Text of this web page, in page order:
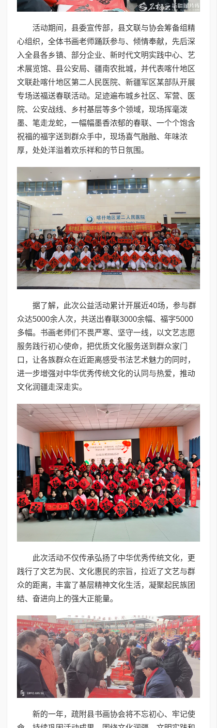
活动期间，县委宣传部，县文联与协会筹备组精
心组织，全体书画老师踊跃参与、倾情奉献，先后深
入全县各乡镇、部分企业、新时代文明实践中心、艺
术展览馆、县公安局、疆南农批城，并代表喀什地区
文联赴喀什地区第二人民医院、新疆军区某部队开展
专场送福送春联活动。足迹遍布城乡社区、军营、医
院、公安战线、乡村基层等多个领域，现场挥毫泼
墨、笔走龙蛇，一幅幅墨香浓郁的春联、一个个饱含
祝福的福字送到群众手中，现场喜气融融、年味浓
厚，处处洋溢着欢乐祥和的节日氛围。
据了解，此次公益活动累计开展近40场，参与群
众达5000余人次，共送出春联3000余幅、福字5000
多幅。书画老师们不畏严寒、坚守一线，以文艺志愿
服务践行初心使命，把优质文化服务送到群众家门
口，让各族群众在近距离感受书法艺术魅力的同时，
进一步增强对中华优秀传统文化的认同与热爱，推动
文化润疆走深走实。
此次活动不仅传承弘扬了中华优秀传统文化，更
践行了文艺为民、文化惠民的宗旨，拉近了文艺与群
众的距离，丰富了基层精神文化生活，凝聚起民族团
结、奋进向上的强大正能量。
新的一年，疏附县书画协会将不忘初心、牢记使